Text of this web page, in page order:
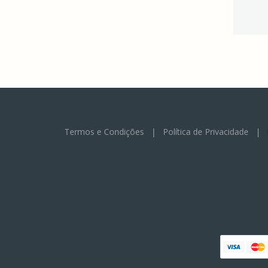
Termos e Condições | Política de Privacidade |